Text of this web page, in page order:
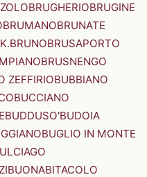
BRUGHERIOBRUGINE
BRUMANOBRUNATE
BRUNOBRUSAPORTO
BRUSNENGO
ZEFFIRIOBUBBIANO
BUCCIANO
BUDDUSO'BUDOIA
BUGLIO IN MONTE
BUONABITACOLO